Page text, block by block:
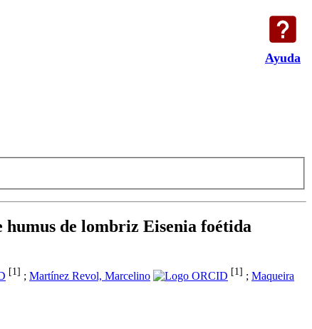
Ayuda
de lombriz Eisenia foétida
[1] ; Martínez Revol, Marcelino [1] ; Maqueira